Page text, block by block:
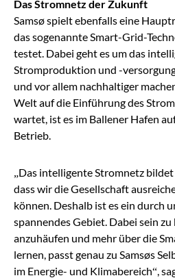
Das Stromnetz der Zukunft
Samsø spielt ebenfalls eine
das sogenannte Smart-Grid-
testet. Dabei geht es um das
Stromproduktion und -
und vor allem nachhaltiger
Welt auf die Einführung des
wartet, ist es im Ballener Hafen
Betrieb.
„Das intelligente Stromnetz
dass wir die Gesellschaft
können. Deshalb ist es ein durch
spannendes Gebiet. Dabei sein
anzuhäufen und mehr über die
lernen, passt genau zu Samsøs
im Energie- und Klimabereich“,